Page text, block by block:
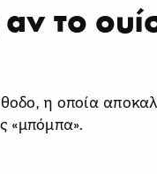
το
η οποία
«μπόμπα».